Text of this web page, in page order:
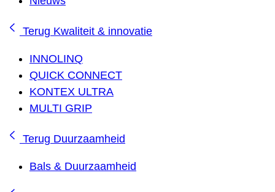
Terug Kwaliteit & innovatie
INNOLINQ
QUICK CONNECT
KONTEX ULTRA
MULTI GRIP
Terug Duurzaamheid
Bals & Duurzaamheid